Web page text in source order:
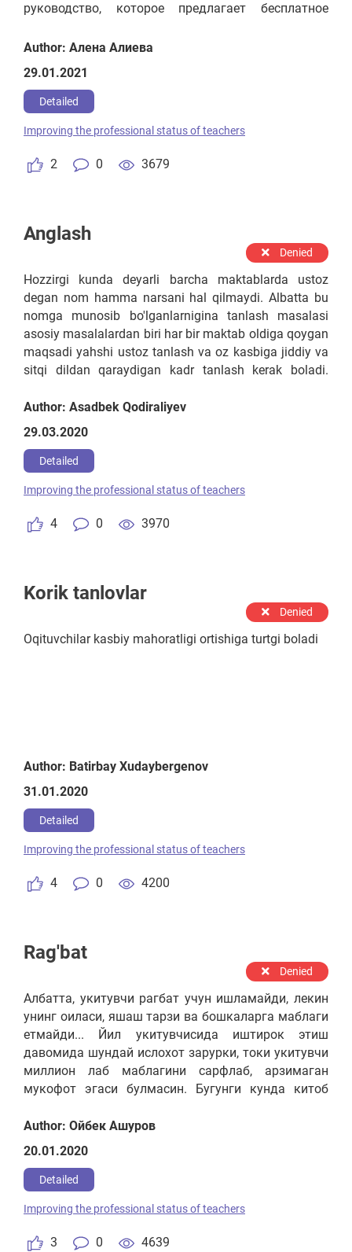
руководство, которое предлагает бесплатное
также внедрение новой программы для
Author: Алена Алиева
29.01.2021
Detailed
2 0 3679
Improving the professional status of teachers
Anglash
Denied
Hozzirgi kunda deyarli barcha maktablarda ustoz
degan nom hamma narsani hal qilmaydi. Albatta bu
nomga munosib bo'lganlarnigina tanlash masalasi
asosiy masalalardan biri har bir maktab oldiga qoygan
maqsadi yahshi ustoz tanlash va oz kasbiga jiddiy va
sitqi dildan qaraydigan kadr tanlash kerak boladi.
tasirini kuchaytirish kerak. Talim sifati talim
beruvchining qolidan keladigan imkonyatlarni oshirish
Author: Asadbek Qodiraliyev
29.03.2020
Detailed
4 0 3970
Improving the professional status of teachers
Korik tanlovlar
Denied
Oqituvchilar kasbiy mahoratligi ortishiga turtgi boladi
Author: Batirbay Xudaybergenov
31.01.2020
Detailed
4 0 4200
Improving the professional status of teachers
Rag'bat
Denied
Албатта, укитувчи рагбат учун ишламайди, лекин
унинг оиласи, яшаш тарзи ва бошкаларга маблаги
етмайди... Йил укитувчисида иштирок этиш
давомида шундай ислохот зарурки, токи укитувчи
миллион лаб маблагини сарфлаб, арзимаган
мукофот эгаси булмасин. Бугунги кунда китоб
саводини чикарган укитувчиси голиб булиб хам
укувчилари курадиган мукофот эгаси булмаса...
хам кам эмас, лекин хали камчиликларимиз хам
Author: Ойбек Ашуров
20.01.2020
Detailed
3 0 4639
Improving the professional status of teachers